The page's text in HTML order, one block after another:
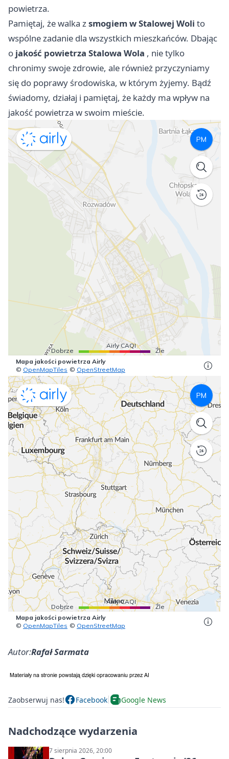
powietrza.
Pamiętaj, że walka zsmogiem w Stalowej Woli to
wspólne zadanie dla wszystkich mieszkańców. Dbając
o jakość powietrza Stalowa Wola , nie tylko
chronimy swoje zdrowie, ale również przyczyniamy
się do poprawy środowiska, w którym żyjemy. Bądź
świadomy, działaj i pamiętaj, że każdy ma wpływ na
jakość powietrza w swoim mieście.
Autor:Rafał Sarmata
Zaobserwuj nas! Facebook Google News
Nadchodzące wydarzenia
7 sierpnia 2026, 20:00